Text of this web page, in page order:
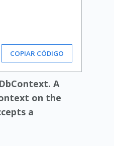
COPIAR CÓDIGO
A
on the
a